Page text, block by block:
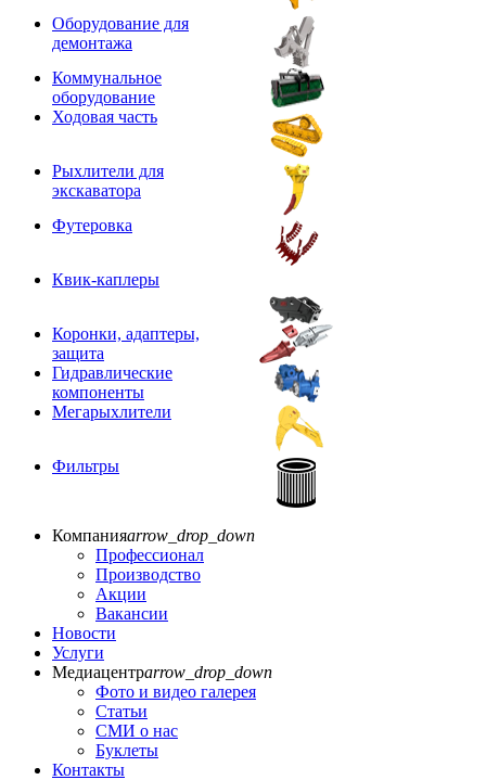
Оборудование для
демонтажа
Коммунальное
оборудование
Ходовая часть
Рыхлители для
экскаватора
Футеровка
Квик-каплеры
Коронки, адаптеры,
защита
Гидравлические
компоненты
Мегарыхлители
Фильтры
Компанияarrow_drop_down
Профессионал
Производство
Акции
Вакансии
Новости
Услуги
Медиацентрarrow_drop_down
Фото и видео галерея
Статьи
СМИ о нас
Буклеты
Контакты